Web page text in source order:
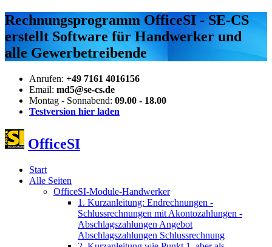
Rechnungsprogramm OfficeSI - SE-CS
erstellt Software für Handwerker und
alle Gewerbetreibende
Anrufen: +49 7161 4016156
Email: md5@se-cs.de
Montag - Sonnabend: 09.00 - 18.00
Testversion hier laden
OfficeSI
Start
Alle Seiten
OfficeSI-Module-Handwerker
1. Kurzanleitung: Endrechnungen -
Schlussrechnungen mit Akontozahlungen -
Abschlagszahlungen Angebot
Abschlagszahlungen Schlussrechnung